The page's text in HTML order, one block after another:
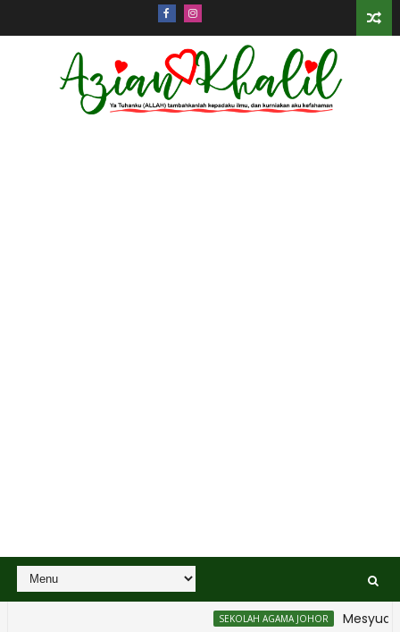
SEKOLAH AGAMA JOHOR Mesyuarat